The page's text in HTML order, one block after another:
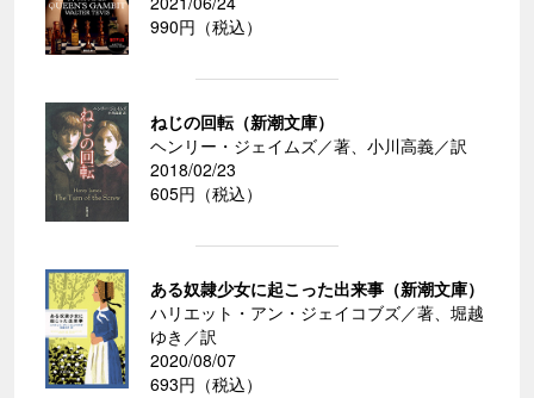
990円（税込）
ねじの回転（新潮文庫）
ヘンリー・ジェイムズ／著、小川高義／訳
2018/02/23
605円（税込）
ある奴隷少女に起こった出来事（新潮文庫）
ハリエット・アン・ジェイコブズ／著、堀越
ゆき／訳
2020/08/07
693円（税込）